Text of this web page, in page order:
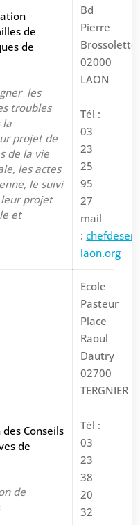
de
de
les
troubles
la
projet de
de la vie
les actes
le suivi
projet
et
Bd
Pierre
Brossolette
02000
LAON
Tél :
03
23
25
95
27
mail
:c
laon.org
Conseils
de
de
Ecole
Pasteur
Place
Raoul
Dautry
02700
TERGNIER
Tél :
03
23
38
20
32